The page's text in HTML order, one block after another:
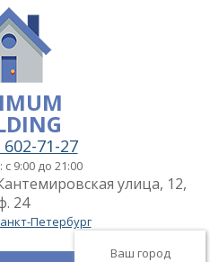
602-71-27
9:00 до 21:00
улица, 12,
24
Петербург
Ваш город